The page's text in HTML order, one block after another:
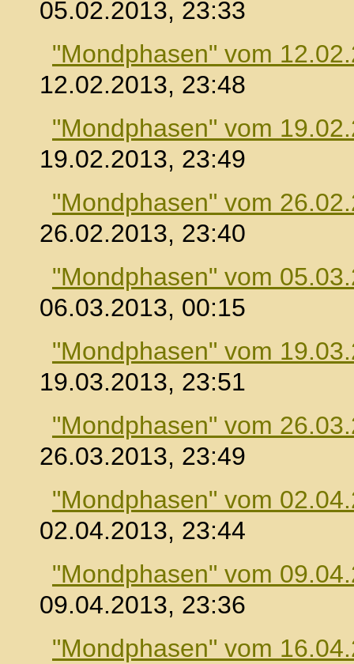
05.02.2013, 23:33
"Mondphasen" vom
12.02.2013, 23:48
"Mondphasen" vom
19.02.2013, 23:49
"Mondphasen" vom
26.02.2013, 23:40
"Mondphasen" vom
06.03.2013, 00:15
"Mondphasen" vom
19.03.2013, 23:51
"Mondphasen" vom
26.03.2013, 23:49
"Mondphasen" vom
02.04.2013, 23:44
"Mondphasen" vom
09.04.2013, 23:36
"Mondphasen" vom